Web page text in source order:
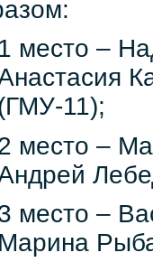
1 место –
11);
место –
место –
Марина